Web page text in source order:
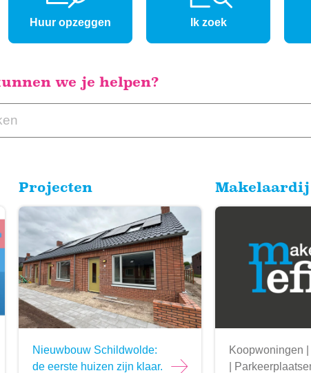
Huur opzeggen Ik zoek
we je helpen?
Projecten
Nieuwbouw Schildwolde:
de eerste huizen zijn klaar.
Makelaardij
Koopwoningen
|